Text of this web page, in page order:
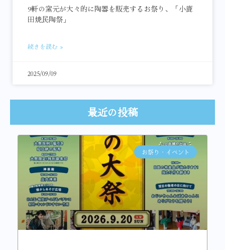
9軒の窯元が大々的に陶器を販売するお祭り、「小鹿
田焼民陶祭」
続きを読む »
2025/09/09
最近の投稿
お祭り・イベント